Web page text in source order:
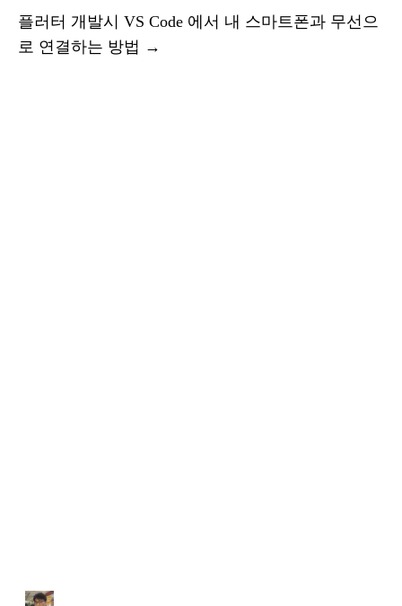
플러터 개발시 VS Code 에서 내 스마트폰과 무선으
로 연결하는 방법 →